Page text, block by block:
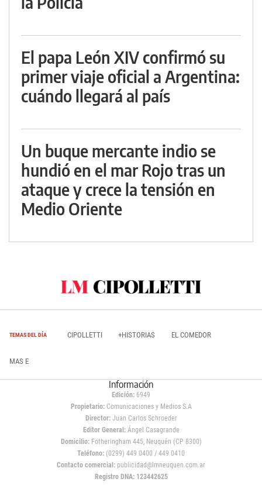
El papa León XIV confirmó su
primer viaje oficial a Argentina:
cuándo llegará al país
Un buque mercante indio se
hundió en el mar Rojo tras un
ataque y crece la tensión en
Medio Oriente
TEMAS DEL DÍA CIPOLLETTI +HISTORIAS EL COMEDOR
MAS E
Información
Edición: 6949
Propietario:Comunicaciones y Medios S.A
Director: Juan Carlos Schroeder
Editor General:Ángel Casagrande
Domicilio:Fotheringham 445, Neuquén (CP 8300)
Teléfono: (0299) 449 0400 / 449 0410
Contacto comercial: publicidad@lmneuquen.com.ar
Registro DNA: 123442625